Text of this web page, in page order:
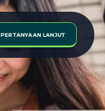
PERTANYAAN LANJUT